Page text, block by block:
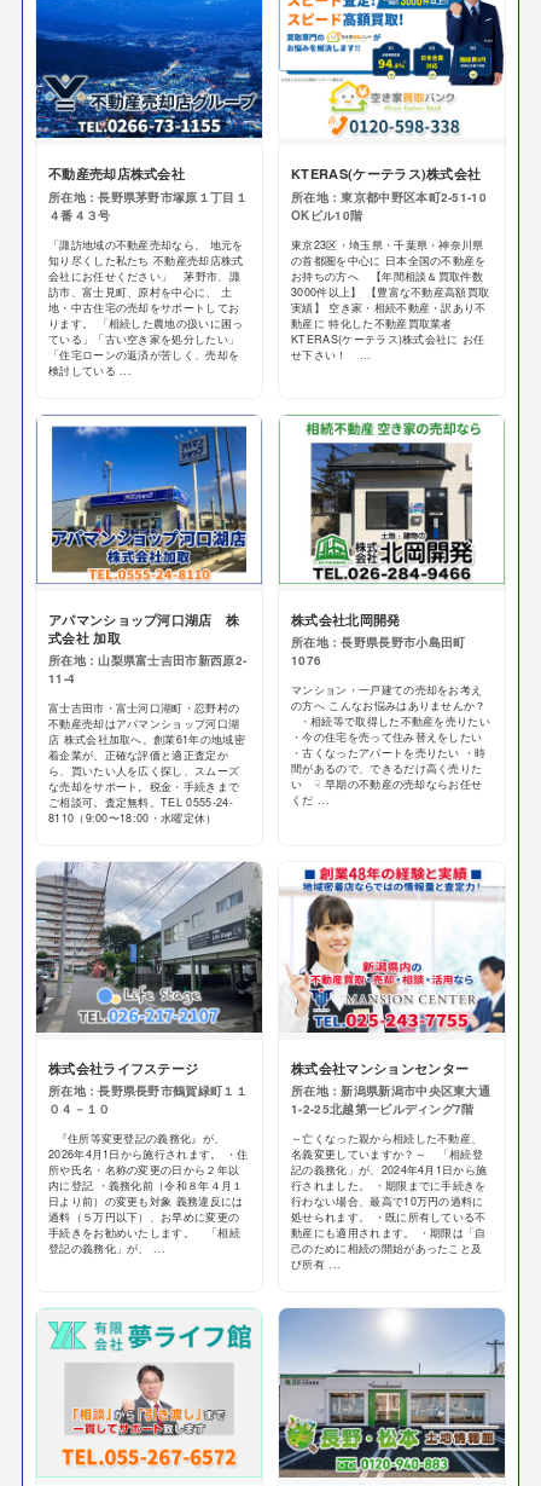
不動産売却店株式会社
所在地：長野県茅野市塚原１丁目１
４番４３号
「諏訪地域の不動産売却なら、 地元を
知り尽くした私たち 不動産売却店株式
会社にお任せください」 茅野市、諏
訪市、富士見町、原村を中心に、 土
地・中古住宅の売却をサポートしてお
ります。 「相続した農地の扱いに困っ
ている」「古い空き家を処分したい」
「住宅ローンの返済が苦しく、売却を
検討している ...
KTERAS(ケーテラス)株式会社
所在地：東京都中野区本町2-51-10
OKビル10階
東京23区・埼玉県・千葉県・神奈川県
の首都圏を中心に 日本全国の不動産を
お持ちの方へ 【年間相談＆買取件数
3000件以上】 【豊富な不動産高額買取
実績】 空き家・相続不動産・訳あり不
動産に 特化した不動産買取業者
KTERAS(ケーテラス)株式会社に お任
せ下さい！ ...
アパマンショップ河口湖店 株
式会社 加取
所在地：山梨県富士吉田市新西原2-
11-4
富士吉田市・富士河口湖町・忍野村の
不動産売却はアパマンショップ河口湖
店 株式会社加取へ。創業61年の地域密
着企業が、正確な評価と適正査定か
ら、買いたい人を広く探し、スムーズ
な売却をサポート。税金・手続きまで
ご相談可。査定無料。TEL 0555-24-
8110（9:00〜18:00・水曜定休）
株式会社北岡開発
所在地：長野県長野市小島田町
1076
マンション・一戸建ての売却をお考え
の方へ こんなお悩みはありませんか？
・相続等で取得した不動産を売りたい
・今の住宅を売って住み替えをしたい
・古くなったアパートを売りたい ・時
間があるので、できるだけ高く売りた
い ☟ 早期の不動産の売却ならお任せ
くだ ...
株式会社ライフステージ
所在地：長野県長野市鶴賀緑町１１
０４－１０
『住所等変更登記の義務化』が、
2026年4月1日から施行されます。 ・住
所や氏名・名称の変更の日から２年以
内に登記 ・義務化前（令和８年４月１
日より前）の変更も対象 義務違反には
過料（５万円以下）、お早めに変更の
手続きをお勧めいたします。 「相続
登記の義務化」が、 ...
株式会社マンションセンター
所在地：新潟県新潟市中央区東大通
1-2-25北越第一ビルディング7階
～亡くなった親から相続した不動産、
名義変更していますか？～ 「相続登
記の義務化」が、2024年4月1日から施
行されました。 ・期限までに手続きを
行わない場合、最高で10万円の過料に
処せられます。 ・既に所有している不
動産にも適用されます。 ・期限は「自
己のために相続の開始があったこと及
び所有 ...